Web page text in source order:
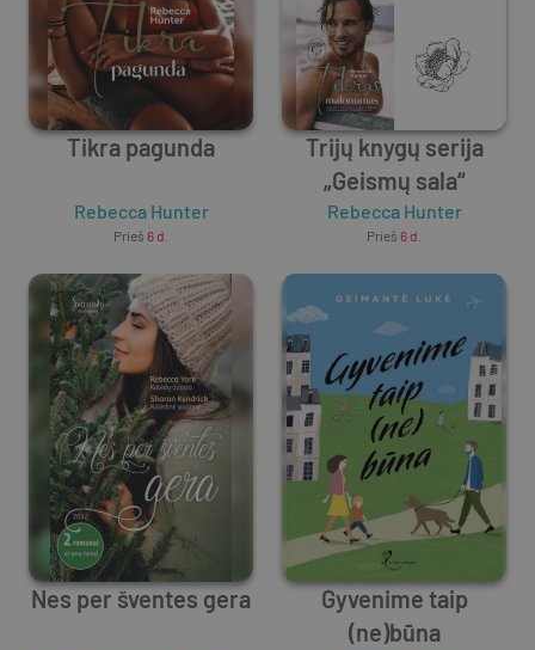
Tikra pagunda
Rebecca Hunter
Prieš 6 d.
Trijų knygų serija
„Geismų sala“
Rebecca Hunter
Prieš 6 d.
Nes per šventes gera
Gyvenime taip
(ne)būna